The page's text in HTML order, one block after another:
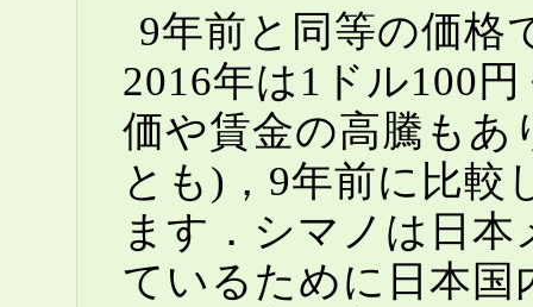
9年前と同等の価格
2016年は1ドル100
価や賃金の高騰もあ
とも)，9年前に比較
ます．シマノは日
ているために日本